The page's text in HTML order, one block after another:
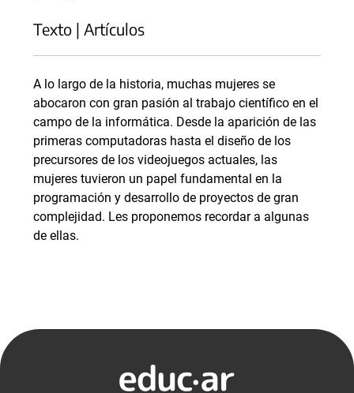
Texto | Artículos
A lo largo de la historia, muchas mujeres se
abocaron con gran pasión al trabajo científico en el
campo de la informática. Desde la aparición de las
primeras computadoras hasta el diseño de los
precursores de los videojuegos actuales, las
mujeres tuvieron un papel fundamental en la
programación y desarrollo de proyectos de gran
complejidad. Les proponemos recordar a algunas
de ellas.